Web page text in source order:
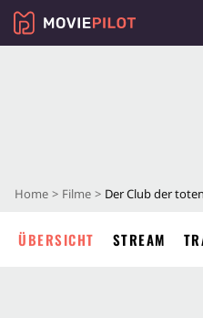
Home Filme Der Club der
ÜBERSICHT STREAM